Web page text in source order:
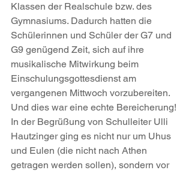
Klassen der Realschule bzw. des
Gymnasiums. Dadurch hatten die
Schülerinnen und Schüler der G7 und
G9 genügend Zeit, sich auf ihre
musikalische Mitwirkung beim
Einschulungsgottesdienst am
vergangenen Mittwoch vorzubereiten.
Und dies war eine echte Bereicherung!
In der Begrüßung von Schulleiter Ulli
Hautzinger ging es nicht nur um Uhus
und Eulen (die nicht nach Athen
getragen werden sollen), sondern vor